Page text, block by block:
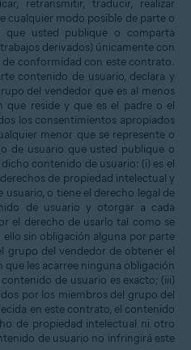
retransmitir, traducir, realizar
cualquier modo posible de parte o
usted publique o comparta
derivados) únicamente con
conformidad con este contrato.
contenido de usuario, declara y
del vendedor que es al menos
que reside y que es el padre o el
los consentimientos apropiados
menor que se represente o
de usuario que usted publique o
contenido de usuario: (i) es el
de propiedad intelectual y
o tiene el derecho legal de
de usuario y otorgar a cada
el derecho de usarlo tal como se
sin obligación alguna por parte
grupo del vendedor de obtener el
les acarree ninguna obligación
de usuario es exacto; (iii)
por los miembros del grupo del
en este contrato, el contenido
de propiedad intelectual ni otro
de usuario no infringirá este